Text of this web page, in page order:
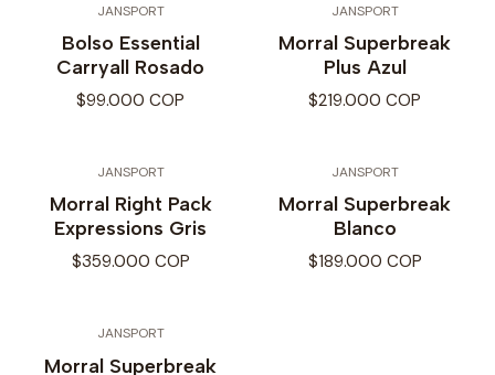
JANSPORT
Bolso Essential
Carryall Rosado
$99.000 COP
JANSPORT
Morral Superbreak
Plus Azul
$219.000 COP
JANSPORT
Morral Right Pack
Expressions Gris
$359.000 COP
JANSPORT
Morral Superbreak
Blanco
$189.000 COP
JANSPORT
Morral Superbreak